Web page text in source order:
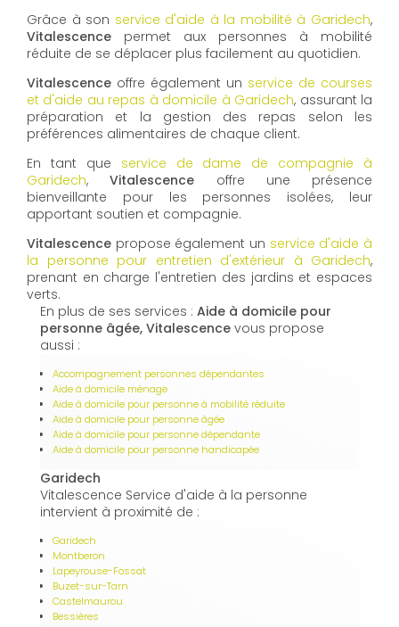
Grâce à son service d'aide à la mobilité à Garidech,
Vitalescence permet aux personnes à mobilité
réduite de se déplacer plus facilement au quotidien.
Vitalescence offre également un service de courses
et d'aide au repas à domicile à Garidech, assurant la
préparation et la gestion des repas selon les
préférences alimentaires de chaque client.
En tant que service de dame de compagnie à
Garidech,Vitalescence offre une présence
bienveillante pour les personnes isolées, leur
apportant soutien et compagnie.
Vitalescence propose également un service d'aide à
la personne pour entretien d'extérieur à Garidech,
prenant en charge l'entretien des jardins et espaces
verts.
En plus de ses services : Aide à domicile pour
personne âgée, Vitalescence vous propose
aussi :
Accompagnement personnes dépendantes
Aide à domicile ménage
Aide à domicile pour personne à mobilité réduite
Aide à domicile pour personne âgée
Aide à domicile pour personne dépendante
Aide à domicile pour personne handicapée
Garidech
Vitalescence Service d'aide à la personne
intervient à proximité de :
Garidech
Montberon
Lapeyrouse-Fossat
Buzet-sur-Tarn
Castelmaurou
Bessières